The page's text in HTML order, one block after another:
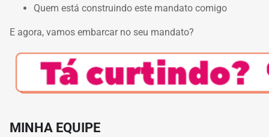
Quem está construindo este mandato comigo
E agora, vamos embarcar no seu mandato?
MINHA EQUIPE